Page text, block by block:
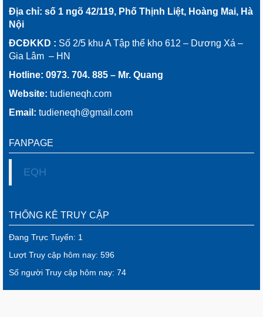
Địa chỉ: số 1 ngõ 42/119, Phố Thịnh Liệt, Hoàng Mai, Hà
Nội
ĐCĐKKD : Số 2/5 khu A Tập thể kho 612 – Dương Xá –
Gia Lâm – HN
Hotline: 0973. 704. 885 – Mr. Quang
Website: tudieneqh.com
Email: tudieneqh@gmail.com
FANPAGE
EQH
THỐNG KÊ TRUY CẬP
Đang Trực Tuyến: 1
Lượt Truy cập hôm nay: 596
Số người Truy cập hôm nay: 74